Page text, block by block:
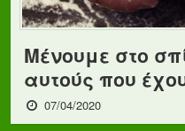
Μένουμε στο
αυτούς που
07/04/2020